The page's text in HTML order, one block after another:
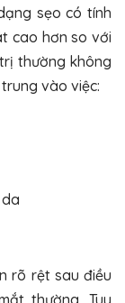
sẹo có tính
cao hơn so với
thường không
vào việc:
rõ rệt sau điều